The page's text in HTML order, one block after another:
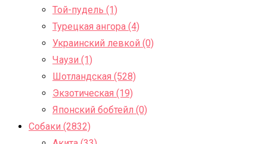
Той-пудель (1)
Турецкая ангора (4)
Украинский левкой (0)
Чаузи (1)
Шотландская (528)
Экзотическая (19)
Японский бобтейл (0)
Собаки (2832)